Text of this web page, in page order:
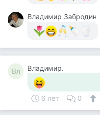
Владимир Забродин
Вл Владимир.
6 лет 0